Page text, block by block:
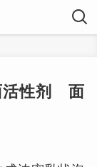
活性剂 面